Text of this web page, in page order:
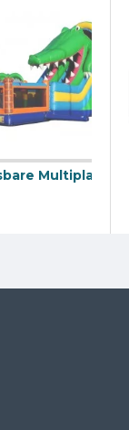
Aufblasbare Multiplay Krokodilrutsche